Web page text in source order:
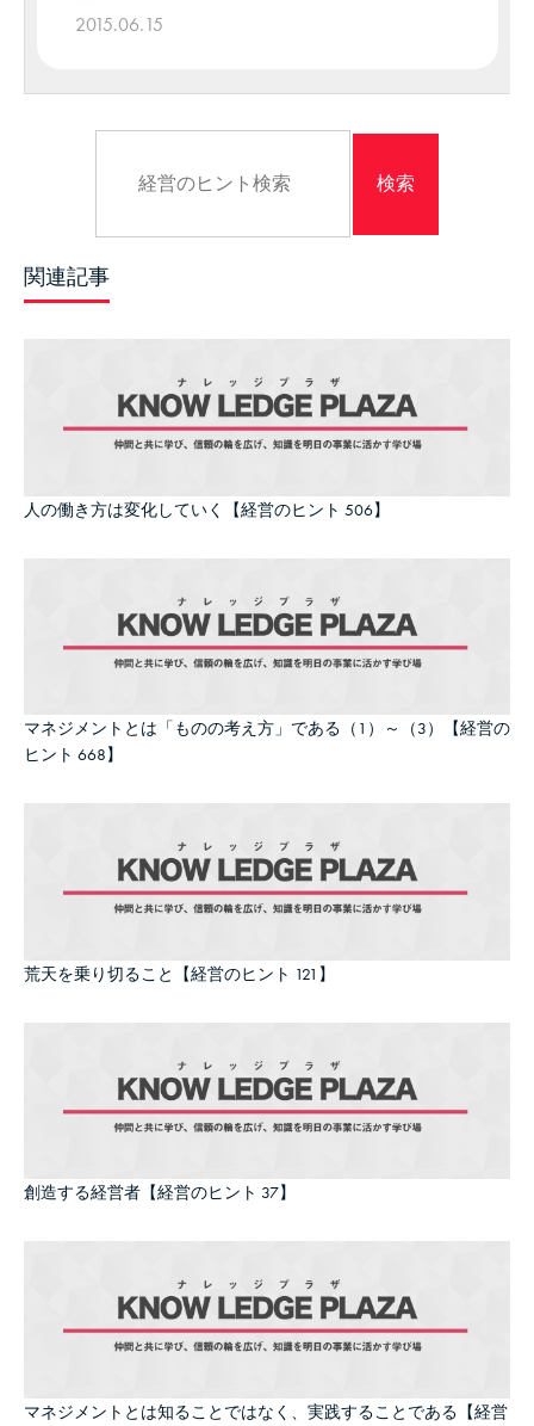
2015.06.15
関連記事
人の働き方は変化していく【経営のヒント 506】
マネジメントとは「ものの考え方」である（1）～（3）【経営の
ヒント 668】
荒天を乗り切ること【経営のヒント 121】
創造する経営者【経営のヒント 37】
マネジメントとは知ることではなく、実践することである【経営